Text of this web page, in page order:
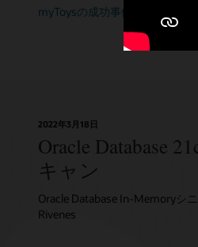
myToysの成功事例を読む(PDF)
2022年3月18日
Oracle Database
キャン
Oracle Database In-Memoryシ
Rivenes